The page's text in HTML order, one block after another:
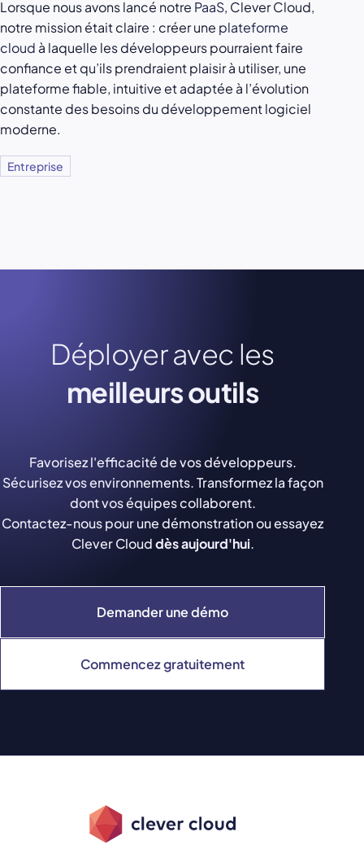
Lorsque nous avons lancé notre PaaS, Clever Cloud,
notre mission était claire : créer une plateforme
cloud à laquelle les développeurs pourraient faire
confiance et qu’ils prendraient plaisir à utiliser, une
plateforme fiable, intuitive et adaptée à l’évolution
constante des besoins du développement logiciel
moderne.
Entreprise
Déployer avec les
meilleurs outils
Demander une démo
Commencez gratuitement
Favorisez l'efficacité de vos développeurs.
Sécurisez vos environnements. Transformez la façon
dont vos équipes collaborent.
Contactez-nous pour une démonstration ou essayez
Clever Clouddès aujourd'hui.